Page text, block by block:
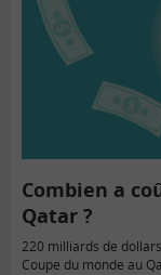
Combien a
Qatar ?
220 milliards de
Coupe du monde au